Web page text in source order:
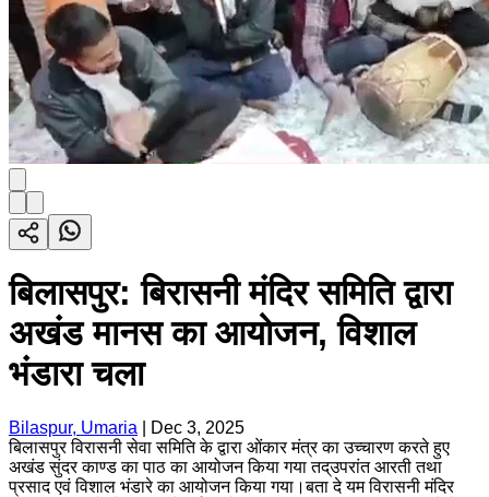
बिलासपुर: बिरासनी मंदिर समिति द्वारा
अखंड मानस का आयोजन, विशाल
भंडारा चला
Bilaspur, Umaria
Dec 3, 2025
बिलासपुर विरासनी सेवा समिति के द्वारा ओंकार मंत्र का उच्चारण करते हुए
अखंड सुंदर काण्ड का पाठ का आयोजन किया गया तद्उपरांत आरती तथा
प्रसाद एवं विशाल भंडारे का आयोजन किया गया।बता दे यम विरासनी मंदिर